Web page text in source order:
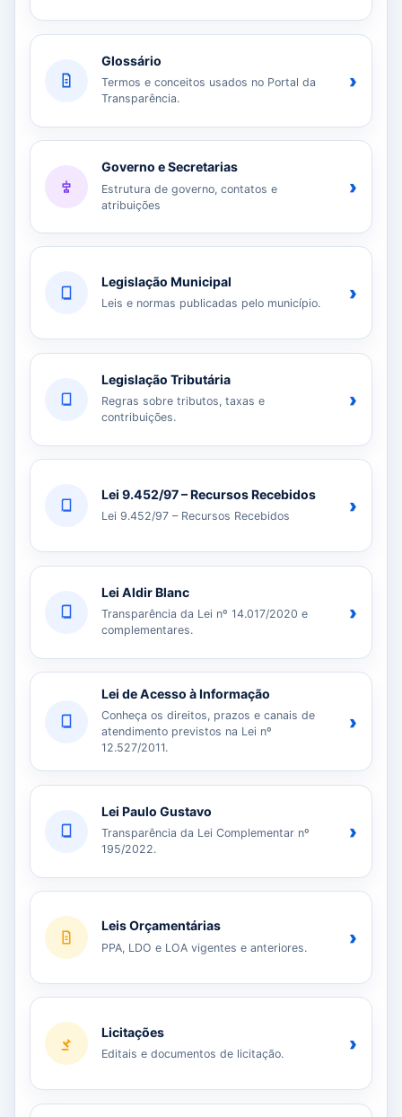
Glossário
Termos e conceitos usados no Portal da
Transparência.
›
Governo e Secretarias
Estrutura de governo, contatos e
atribuições
›
Legislação Municipal
Leis e normas publicadas pelo município. ›
Legislação Tributária
Regras sobre tributos, taxas e
contribuições.
›
Lei 9.452/97 – Recursos Recebidos
Lei 9.452/97 – Recursos Recebidos ›
Lei Aldir Blanc
Transparência da Lei nº 14.017/2020 e
complementares.
›
Lei de Acesso à Informação
Conheça os direitos, prazos e canais de
atendimento previstos na Lei nº
12.527/2011.
›
Lei Paulo Gustavo
Transparência da Lei Complementar nº
195/2022.
›
Leis Orçamentárias
PPA, LDO e LOA vigentes e anteriores. ›
Licitações
Editais e documentos de licitação. ›